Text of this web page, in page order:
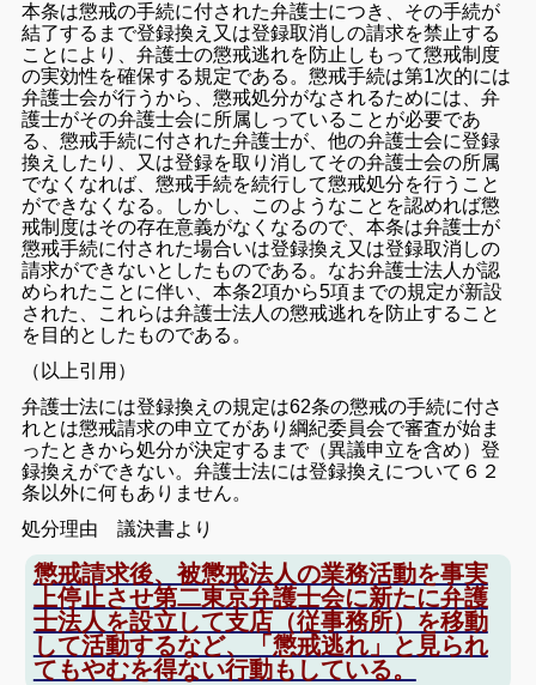
本条は懲戒の手続に付された弁護士につき、その手続が
結了するまで登録換え又は登録取消しの請求を禁止する
ことにより、弁護士の懲戒逃れを防止しもって懲戒制度
の実効性を確保する規定である。懲戒手続は第1次的には
弁護士会が行うから、懲戒処分がなされるためには、弁
護士がその弁護士会に所属しっていることが必要であ
る、懲戒手続に付された弁護士が、他の弁護士会に登録
換えしたり、又は登録を取り消してその弁護士会の所属
でなくなれば、懲戒手続を続行して懲戒処分を行うこと
ができなくなる。しかし、このようなことを認めれば懲
戒制度はその存在意義がなくなるので、本条は弁護士が
懲戒手続に付された場合いは登録換え又は登録取消しの
請求ができないとしたものである。 なお弁護士法人が認
められたことに伴い、本条2項から5項までの規定が新設
された、これらは弁護士法人の懲戒逃れを防止すること
を目的としたものである。
（以上引用）
弁護士法には登録換えの規定は62条の懲戒の手続に付さ
れとは懲戒請求の申立てがあり綱紀委員会で審査が始ま
ったときから処分が決定するまで（異議申立を含め）登
録換えができない。弁護士法には登録換えについて６２
条以外に何もありません。
処分理由 議決書より
懲戒請求後、被懲戒法人の業務活動を事実
上停止させ第二東京弁護士会に新たに弁護
士法人を設立して支店（従事務所）を移動
して活動するなど、「懲戒逃れ」と見られ
てもやむを得ない行動もしている。